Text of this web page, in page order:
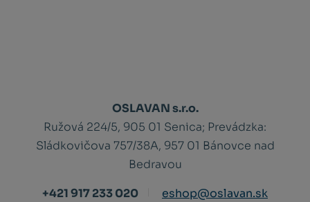
OSLAVAN s.r.o.
Ružová 224/5, 905 01 Senica; Prevádzka:
Sládkovičova 757/38A, 957 01 Bánovce nad
Bedravou
+421 917 233 020
eshop@oslavan.sk